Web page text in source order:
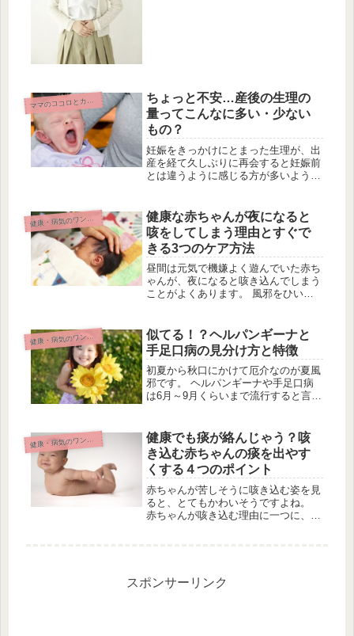
マ
マのココロとカラダ
ちょっと不安…産後の生理の
量ってこんなに多い・少ない
もの？
妊娠をきっかけにとまった生理が、出
産を経て久しぶりに再会すると妊娠前
とは違うように感じる方が多いようで
かけに生理の経血の量に変化があるこ
とは珍しくありません。 放っておか
ず...
健康・病気のワンポイント
健康な赤ちゃんが夜になると
咳をしてしまう理由とすぐで
きる3つのケア方法
昼間は元気で機嫌よく遊んでいた赤ち
ゃんが、夜になると咳き込んでしまう
ことがよくあります。 風邪をひいた
熱や鼻水もなく、夜の咳だけでは小児
科への受診を迷うところだと思いま
す。...
健康・病気のワンポイント
似てる！？ヘルパンギーナと
手足口病の見分け方と特徴
初夏から秋口にかけて厄介なのが夏風
邪です。 ヘルパンギーナや手足口病
は6月～9月くらいまで流行すると言わ
は症状に違いがあります。 ヘルパン
ギーナと手足口病の見分け方、それぞ
れ...
健康・病気のワンポイント
健康でも痰が絡んじゃう？咳
き込む赤ちゃんの痰を出やす
くする４つのポイント
赤ちゃんが苦しそうに咳き込む姿を見
ると、とてもかわいそうですよね。
赤ちゃんが咳き込む理由に一つに、痰
...
スポンサーリンク